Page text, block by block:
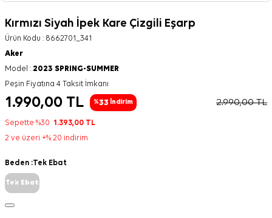
Kırmızı Siyah İpek Kare Çizgili Eşarp
Ürün Kodu : 8662701_341
Aker
Model : 2023 SPRING-SUMMER
Peşin Fiyatına 4 Taksit İmkanı
1.990,00 TL %33 İndirim 2.990,00TL
Sepette %30 1.393,00 TL
2 ve üzeri +% 20 indirim
Beden :Tek Ebat
Tek Ebat